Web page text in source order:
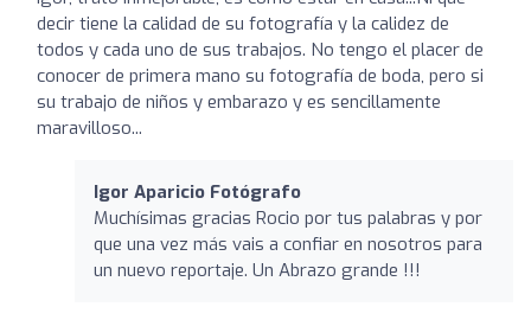
decir tiene la calidad de su fotografía y la calidez de
todos y cada uno de sus trabajos. No tengo el placer de
conocer de primera mano su fotografía de boda, pero si
su trabajo de niños y embarazo y es sencillamente
maravilloso...
Igor Aparicio Fotógrafo
Muchísimas gracias Rocio por tus palabras y por
que una vez más vais a confiar en nosotros para
un nuevo reportaje. Un Abrazo grande !!!